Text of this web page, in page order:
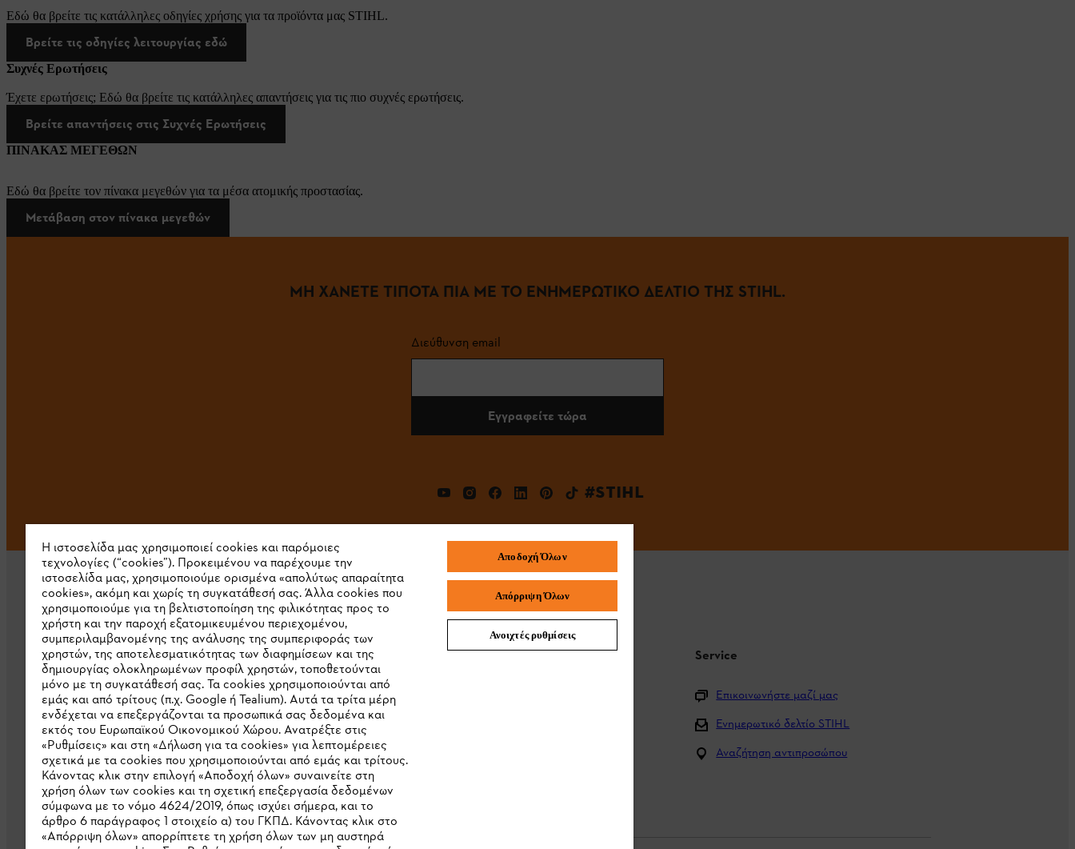
Εδώ θα βρείτε τις κατάλληλες οδηγίες χρήσης για τα προϊόντα μας STIHL.
Βρείτε τις οδηγίες λειτουργίας εδώ
Συχνές Ερωτήσεις
Έχετε ερωτήσεις; Εδώ θα βρείτε τις κατάλληλες απαντήσεις για τις πιο συχνές ερωτήσεις.
Βρείτε απαντήσεις στις Συχνές Ερωτήσεις
ΠΙΝΑΚΑΣ ΜΕΓΕΘΩΝ
Εδώ θα βρείτε τον πίνακα μεγεθών για τα μέσα ατομικής προστασίας.
Μετάβαση στον πίνακα μεγεθών
ΜΗ ΧΑΝΕΤΕ ΤΙΠΟΤΑ ΠΙΑ ΜΕ ΤΟ ΕΝΗΜΕΡΩΤΙΚΟ ΔΕΛΤΙΟ ΤΗΣ STIHL.
Διεύθυνση email
Εγγραφείτε τώρα
#STIHL
Εταιρεία
Σχετικά με εμάς
Λήψη καταλόγου
Γραμμή ακεραιότητας STIHL
STIHL Συχνές ερωτήσεις Service
Επικοινωνήστε μαζί μας
Ενημερωτικό δελτίο STIHL
Αναζήτηση αντιπροσώπου
Η ιστοσελίδα μας χρησιμοποιεί cookies και παρόμοιες
τεχνολογίες (“cookies”). Προκειμένου να παρέχουμε την
ιστοσελίδα μας, χρησιμοποιούμε ορισμένα «απολύτως απαραίτητα
cookies», ακόμη και χωρίς τη συγκατάθεσή σας. Άλλα cookies που
χρησιμοποιούμε για τη βελτιστοποίηση της φιλικότητας προς το
χρήστη και την παροχή εξατομικευμένου περιεχομένου,
συμπεριλαμβανομένης της ανάλυσης της συμπεριφοράς των
χρηστών, της αποτελεσματικότητας των διαφημίσεων και της
δημιουργίας ολοκληρωμένων προφίλ χρηστών, τοποθετούνται
μόνο με τη συγκατάθεσή σας. Τα cookies χρησιμοποιούνται από
εμάς και από τρίτους (π.χ. Google ή Tealium). Αυτά τα τρίτα μέρη
ενδέχεται να επεξεργάζονται τα προσωπικά σας δεδομένα και
εκτός του Ευρωπαϊκού Οικονομικού Χώρου. Ανατρέξτε στις
«Ρυθμίσεις» και στη «Δήλωση για τα cookies» για λεπτομέρειες
σχετικά με τα cookies που χρησιμοποιούνται από εμάς και τρίτους.
Κάνοντας κλικ στην επιλογή «Αποδοχή όλων» συναινείτε στη
χρήση όλων των cookies και τη σχετική επεξεργασία δεδομένων
σύμφωνα με το νόμο 4624/2019, όπως ισχύει σήμερα, και το
άρθρο 6 παράγραφος 1 στοιχείο α) του ΓΚΠΔ. Κάνοντας κλικ στο
«Απόρριψη όλων» απορρίπτετε τη χρήση όλων των μη αυστηρά
Αποδοχή Όλων
Απόρριψη Όλων
Ανοιχτές ρυθμίσεις